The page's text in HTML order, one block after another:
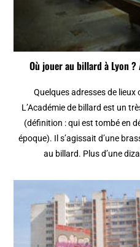
Où jouer au billard à Lyon
Quelques adresses de
L’Académie de billard est un
(définition : qui est tombé en
époque). Il s’agissait d’une
au billard. Plus d’une